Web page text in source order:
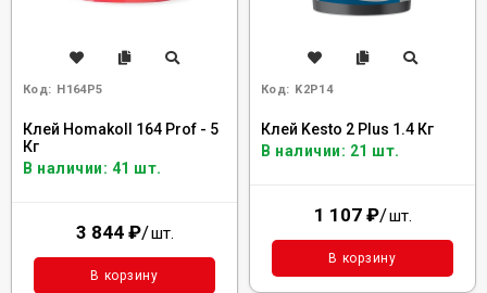
Код: H164P5
Клей Homakoll 164 Prof - 5
Кг
В наличии: 41 шт.
3 844 ₽/шт.
В корзину
Код: K2P14
Клей Kesto 2 Plus 1.4 Кг
В наличии: 21 шт.
1 107 ₽/шт.
В корзину